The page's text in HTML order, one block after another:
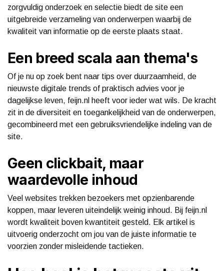
zorgvuldig onderzoek en selectie biedt de site een
uitgebreide verzameling van onderwerpen waarbij de
kwaliteit van informatie op de eerste plaats staat.
Een breed scala aan thema's
Of je nu op zoek bent naar tips over duurzaamheid, de
nieuwste digitale trends of praktisch advies voor je
dagelijkse leven, feijn.nl heeft voor ieder wat wils. De kracht
zit in de diversiteit en toegankelijkheid van de onderwerpen,
gecombineerd met een gebruiksvriendelijke indeling van de
site.
Geen clickbait, maar
waardevolle inhoud
Veel websites trekken bezoekers met opzienbarende
koppen, maar leveren uiteindelijk weinig inhoud. Bij feijn.nl
wordt kwaliteit boven kwantiteit gesteld. Elk artikel is
uitvoerig onderzocht om jou van de juiste informatie te
voorzien zonder misleidende tactieken.